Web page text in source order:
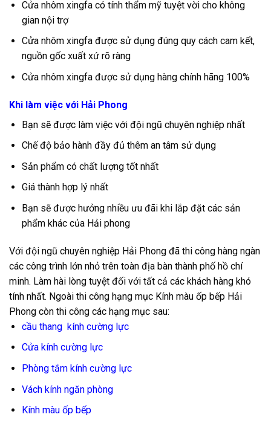
Cửa nhôm xingfa có tính thẩm mỹ tuyệt vời cho không
gian nội trợ
Cửa nhôm xingfa được sử dụng đúng quy cách cam kết,
nguồn gốc xuất xứ rõ ràng
Cửa nhôm xingfa được sử dụng hàng chính hãng 100%
Khi làm việc với Hải Phong
Bạn sẽ được làm việc với đội ngũ chuyên nghiệp nhất
Chế độ bảo hành đầy đủ thêm an tâm sử dụng
Sản phẩm có chất lượng tốt nhất
Giá thành hợp lý nhất
Bạn sẽ được hưởng nhiều ưu đãi khi lắp đặt các sản
phẩm khác của Hải phong
Với đội ngũ chuyên nghiệp Hải Phong đã thi công hàng ngàn
các công trình lớn nhỏ trên toàn địa bàn thành phố hồ chí
minh. Làm hài lòng tuyệt đối với tất cả các khách hàng khó
tính nhất. Ngoài thi công hạng mục Kính màu ốp bếp Hải
Phong còn thi công các hạng mục sau:
cầu thang kính cường lực
Cửa kính cường lực
Phòng tắm kính cường lực
Vách kính ngăn phòng
Kính màu ốp bếp